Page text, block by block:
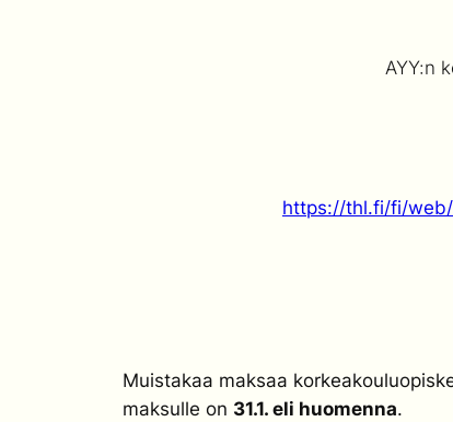
AYY:n
https://thl.fi/fi/
Muistakaa maksaa
maksulle on 31.1. eli huomenna.